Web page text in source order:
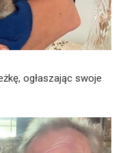
ogłaszając swoje